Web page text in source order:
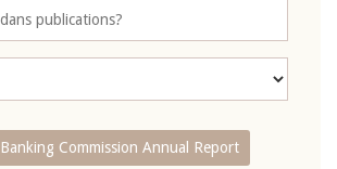
Banking Commission Annual Report